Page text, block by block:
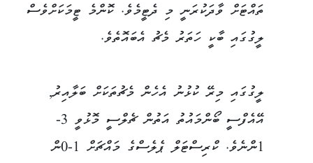
ތައްޓަށް ވާދަކުރަނީ މި ދެޓީމެވެ. ކޮންމެ ޓީމަކަށްވެސް
ލީގުގައި ބާކީ ހަތަރު މެޗު އެބައޮތެވެ.
ލީގުގައި މިރޭ ކުޅުނު އެހެން މެޗުތަކަށް ބަލާއިރު,
އޭއެފްސީ ބޯންމައުތު އަތުން ޗެލްސީ މޮޅުވީ 3-
1ންނެވެ. ކްރިސްޓަލް ޕެލެސްގެ މައްޗަށް 1-0ން